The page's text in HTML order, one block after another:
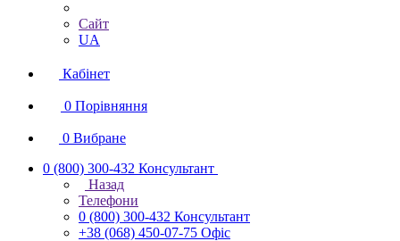
Сайт
UA
Кабінет
0 Порівняння
0 Вибране
0 (800) 300-432 Консультант
Назад
Телефони
0 (800) 300-432 Консультант
+38 (068) 450-07-75 Офіс